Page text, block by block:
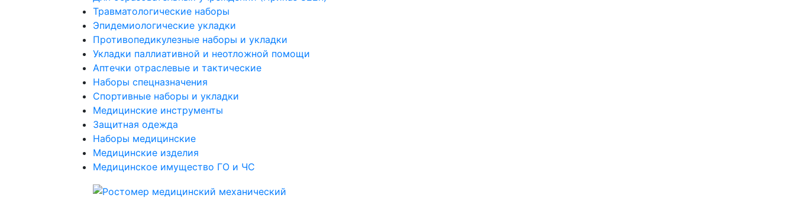
Травматологические наборы
Эпидемиологические укладки
Противопедикулезные наборы и укладки
Укладки паллиативной и неотложной помощи
Аптечки отраслевые и тактические
Наборы спецназначения
Спортивные наборы и укладки
Медицинские инструменты
Защитная одежда
Наборы медицинские
Медицинские изделия
Медицинское имущество ГО и ЧС